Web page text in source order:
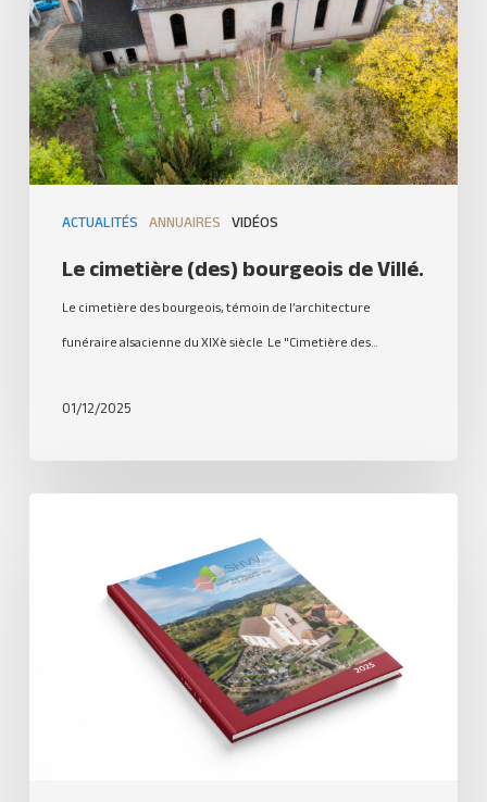
ACTUALITÉS ANNUAIRES VIDÉOS
Le cimetière (des) bourgeois de Villé.
Le cimetière des bourgeois, témoin de l’architecture
funéraire alsacienne du XIXè siècle Le "Cimetière des…
01/12/2025